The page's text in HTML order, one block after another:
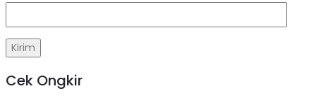
Cek Ongkir